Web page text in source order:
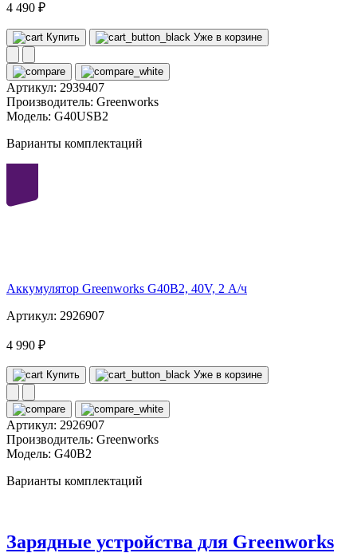
4 490 ₽
Купить Уже в корзине
Артикул: 2939407
Производитель: Greenworks
Модель: G40USB2
Варианты комплектаций
Аккумулятор Greenworks G40B2, 40V, 2 А/ч
Артикул: 2926907
4 990 ₽
Купить Уже в корзине
Артикул: 2926907
Производитель: Greenworks
Модель: G40B2
Варианты комплектаций
Зарядные устройства для Greenworks